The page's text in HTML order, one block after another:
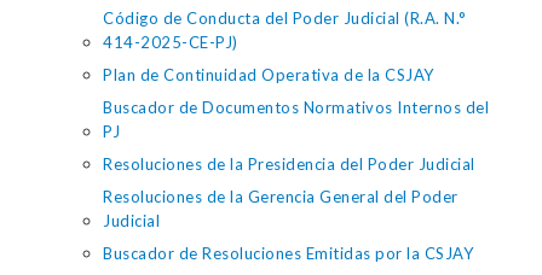
Código de Conducta del Poder Judicial (R.A. N.°
414-2025-CE-PJ)
Plan de Continuidad Operativa de la CSJAY
Buscador de Documentos Normativos Internos del
PJ
Resoluciones de la Presidencia del Poder Judicial
Resoluciones de la Gerencia General del Poder
Judicial
Buscador de Resoluciones Emitidas por la CSJAY